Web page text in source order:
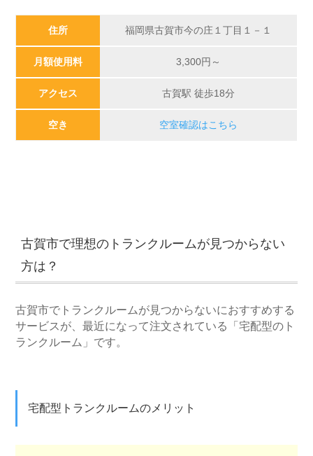
住所 福岡県古賀市今の庄１丁目１－１
月額使用料 3,300円～
アクセス 古賀駅 徒歩18分
空き 空室確認はこちら
古賀市で理想のトランクルームが見つからない
方は？
古賀市でトランクルームが見つからないにおすすめする
サービスが、最近になって注文されている「宅配型のト
ランクルーム」です。
宅配型トランクルームのメリット